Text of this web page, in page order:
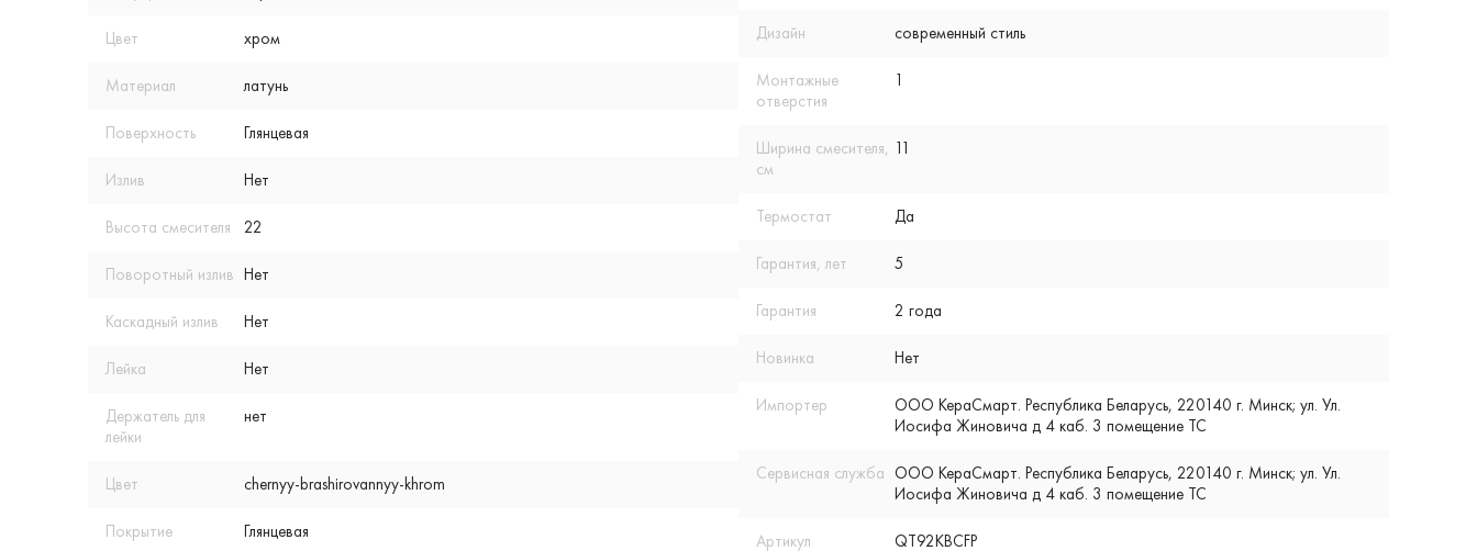
Цвет хром
Материал латунь
Поверхность Глянцевая
Излив Нет
Высота смесителя 22
Поворотный излив Нет
Каскадный излив Нет
Лейка Нет
Держатель для
лейки
нет
Цвет chernyy-brashirovannyy-khrom
Покрытие Глянцевая
Дизайн современный стиль
Монтажные
отверстия
1
Ширина смесителя,
см
11
Термостат Да
Гарантия, лет 5
Гарантия 2 года
Новинка Нет
Импортер
ООО КераСмарт. Республика Беларусь, 220140 г. Минск; ул. Ул.
Иосифа Жиновича д 4 каб. 3 помещение ТС
Сервисная служба ООО КераСмарт. Республика Беларусь, 220140 г. Минск; ул. Ул.
Иосифа Жиновича д 4 каб. 3 помещение ТС
Артикул QT92KBCFP